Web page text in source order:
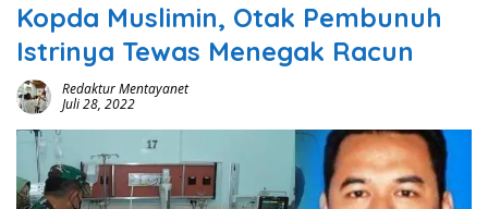
Kopda Muslimin, Otak Pembunuh
Istrinya Tewas Menegak Racun
Redaktur Mentayanet
Juli 28, 2022